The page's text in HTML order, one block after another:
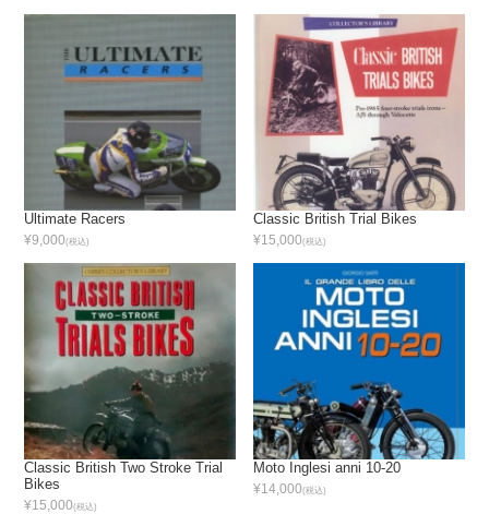
Ultimate Racers
¥9,000(税込)
Classic British Trial Bikes
¥15,000(税込)
Classic British Two Stroke Trial
Bikes
¥15,000(税込)
Moto Inglesi anni 10-20
¥14,000(税込)